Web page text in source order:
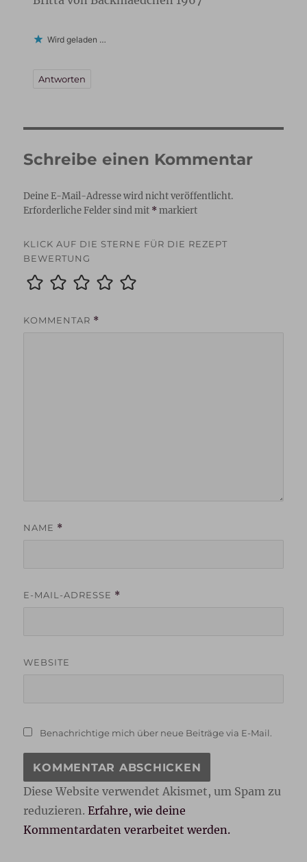
Wird geladen …
Antworten
Schreibe einen Kommentar
Deine E-Mail-Adresse wird nicht veröffentlicht.
Erforderliche Felder sind mit *markiert
KLICK AUF DIE STERNE FÜR DIE REZEPT
BEWERTUNG
KOMMENTAR *
NAME *
E-MAIL-ADRESSE *
WEBSITE
Benachrichtige mich über neue Beiträge via E-Mail.
Diese Website verwendet Akismet, um Spam zu
reduzieren.Erfahre, wie deine
Kommentardaten verarbeitet werden.